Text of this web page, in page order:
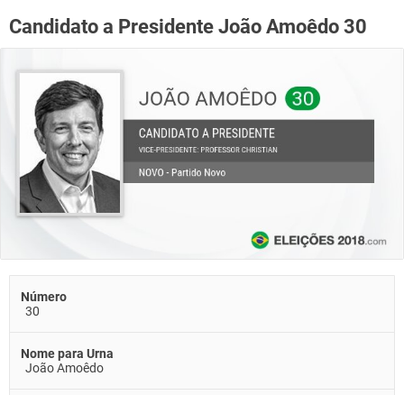
Candidato a Presidente João Amoêdo 30
Número
30
Nome para Urna
João Amoêdo